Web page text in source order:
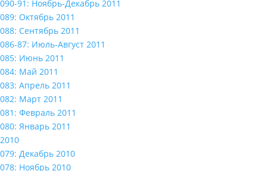
090-91: Ноябрь-Декабрь 2011
089: Октябрь 2011
088: Сентябрь 2011
086-87: Июль-Август 2011
085: Июнь 2011
084: Май 2011
083: Апрель 2011
082: Март 2011
081: Февраль 2011
080: Январь 2011
2010
079: Декабрь 2010
078: Ноябрь 2010